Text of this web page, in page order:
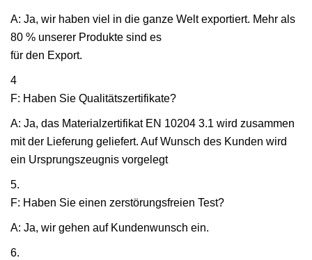
A: Ja, wir haben viel in die ganze Welt exportiert. Mehr als
80 % unserer Produkte sind es
für den Export.
4
F: Haben Sie Qualitätszertifikate?
A: Ja, das Materialzertifikat EN 10204 3.1 wird zusammen
mit der Lieferung geliefert. Auf Wunsch des Kunden wird
ein Ursprungszeugnis vorgelegt
5.
F: Haben Sie einen zerstörungsfreien Test?
A: Ja, wir gehen auf Kundenwunsch ein.
6.